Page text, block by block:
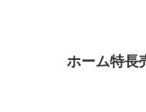
ホーム特長